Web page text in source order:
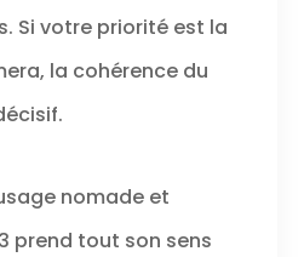
ou des plans
fixes, la caméra
garantit la
capture des
couleurs
perfectionnés -
D-Log M et la
Si votre priorité est la
la cohérence du
nomade et
prend tout son sens